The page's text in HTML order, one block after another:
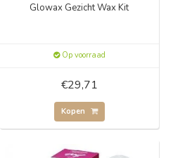
Glowax Gezicht Wax Kit
Op voorraad
€29,71
Kopen